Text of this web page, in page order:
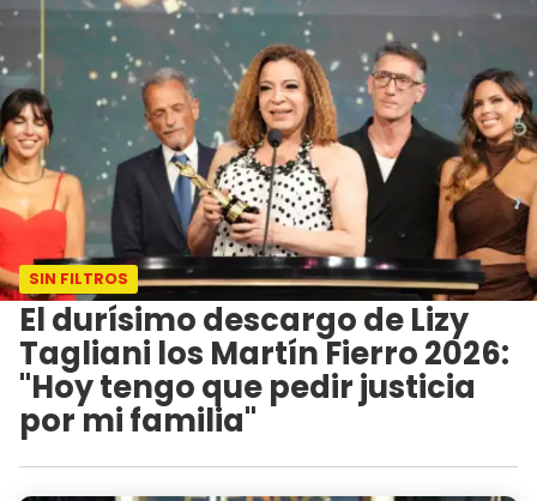
SIN FILTROS
El durísimo descargo de Lizy
Tagliani los Martín Fierro 2026:
"Hoy tengo que pedir justicia
por mi familia"